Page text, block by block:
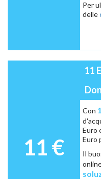
Per
delle
11 €
11
Con
Euro
Euro
Il